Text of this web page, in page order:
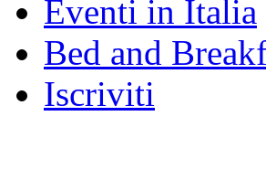
Eventi in Italia
Bed and
Iscriviti